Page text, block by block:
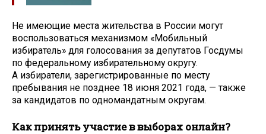
Не имеющие места жительства в России могут
воспользоваться механизмом «Мобильный
избиратель» для голосования за депутатов Госдумы
по федеральному избирательному округу.
А избиратели, зарегистрированные по месту
пребывания не позднее 18 июня 2021 года, — также
за кандидатов по одномандатным округам.
Как принять участие в выборах онлайн?